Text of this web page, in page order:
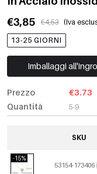
€3,85
€4,53 (Iva
13-25 GIORNI
Imballaggi
Prezzo
Quantità
€3.73
5-9
SKU
-15%
53154-173406